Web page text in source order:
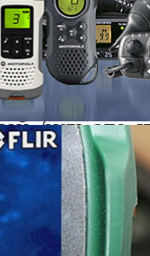
JJ-
любой
будь это
помощи
типа